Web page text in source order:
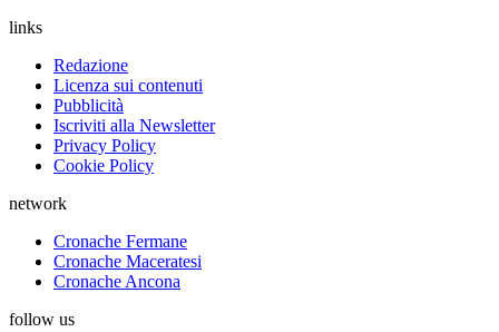
links
Redazione
Licenza sui contenuti
Pubblicità
Iscriviti alla Newsletter
Privacy Policy
Cookie Policy
network
Cronache Fermane
Cronache Maceratesi
Cronache Ancona
follow us